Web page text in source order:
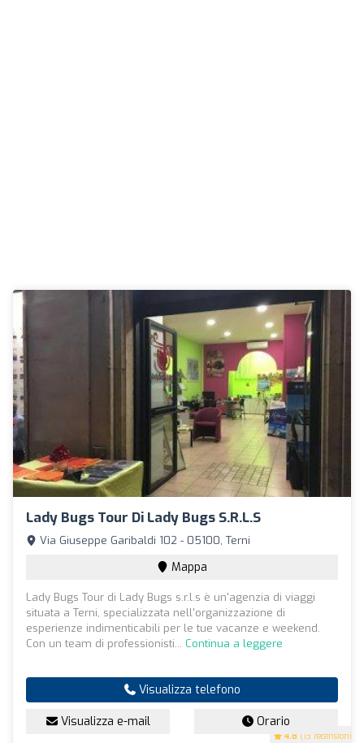
Lady Bugs Tour Di Lady Bugs S.r.l.s
4.8 (13 recensioni)
Via Giuseppe Garibaldi 102 - 05100, Terni
Mappa
Lady Bugs Tour di Lady Bugs s.r.l.s è un'agenzia di viaggi
situata a Terni, specializzata nell'organizzazione di
esperienze indimenticabili per le tue vacanze e weekend.
Con un team di professionisti... Continua a leggere
Visualizza telefono
Visualizza e-mail Orario